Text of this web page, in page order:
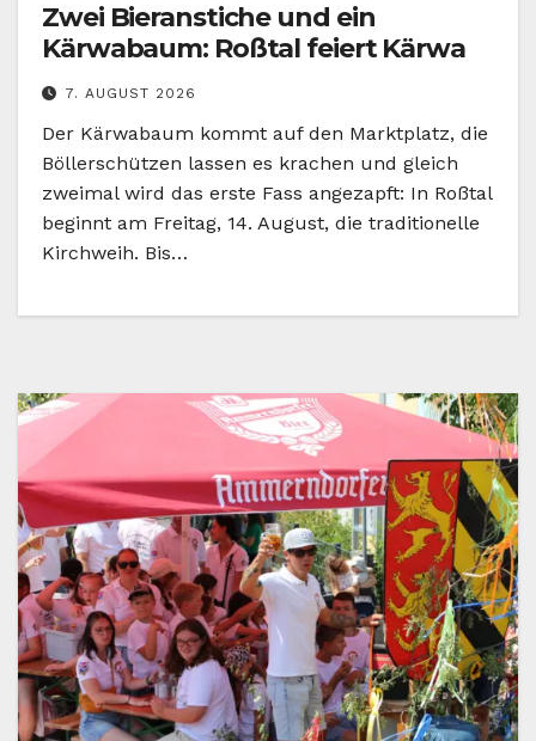
Zwei Bieranstiche und ein
Kärwabaum: Roßtal feiert Kärwa
7. AUGUST 2026
Der Kärwabaum kommt auf den Marktplatz, die
Böllerschützen lassen es krachen und gleich
zweimal wird das erste Fass angezapft: In Roßtal
beginnt am Freitag, 14. August, die traditionelle
Kirchweih. Bis…